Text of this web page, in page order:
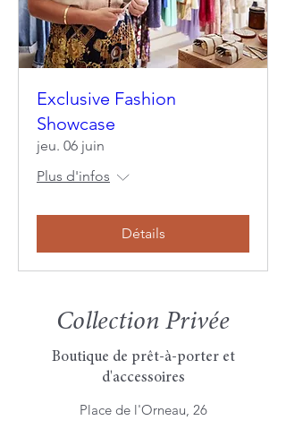
Exclusive Fashion
Showcase
jeu. 06 juin
Plus d'infos
Détails
Collection Privée
Boutique de prêt-à-porter et
d'accessoires
Place de l'Orneau, 26